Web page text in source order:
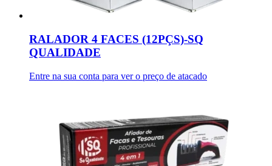
RALADOR 4 FACES (12PÇS)-SQ
QUALIDADE
Entre na sua conta para ver o preço de atacado